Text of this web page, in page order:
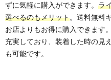
ずに気軽に購入ができます。 ラ
選べるのもメリット。送料無料
お店よりもお得に購入できます
充実しており、装着した時の見
も可能です。